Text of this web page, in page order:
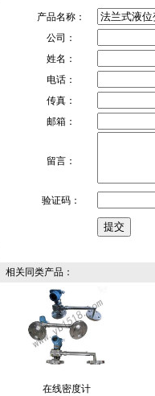
产品名称：
公司：
姓名：
电话：
传真：
邮箱：
留言：
验证码：
相关同类产品：
在线密度计